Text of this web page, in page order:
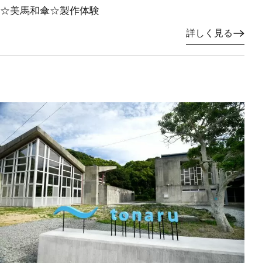
☆美馬和傘☆製作体験
詳しく見る